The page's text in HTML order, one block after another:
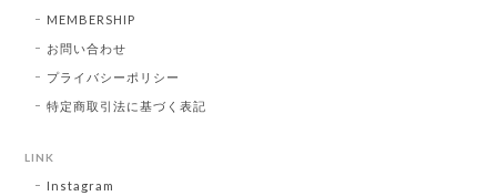
MEMBERSHIP
お問い合わせ
プライバシーポリシー
特定商取引法に基づく表記
LINK
Instagram